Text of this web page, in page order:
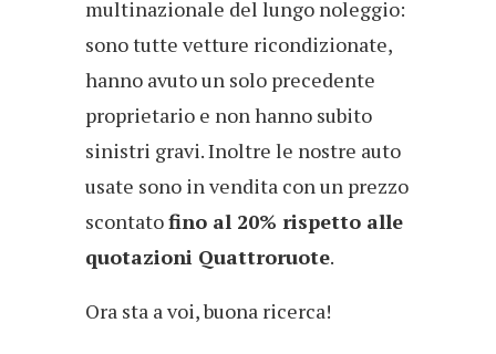
multinazionale del lungo noleggio:
sono tutte vetture ricondizionate,
hanno avuto un solo precedente
proprietario e non hanno subito
sinistri gravi. Inoltre le nostre auto
usate sono in vendita con un prezzo
scontatofino al 20% rispetto alle
quotazioni Quattroruote.
Ora sta a voi, buona ricerca!